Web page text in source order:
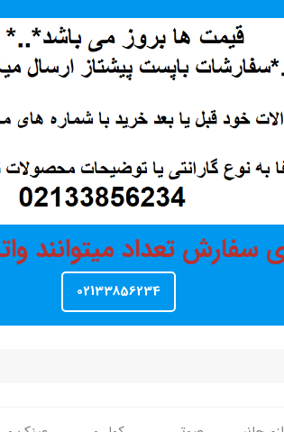
سفارش تعداد
02133856234